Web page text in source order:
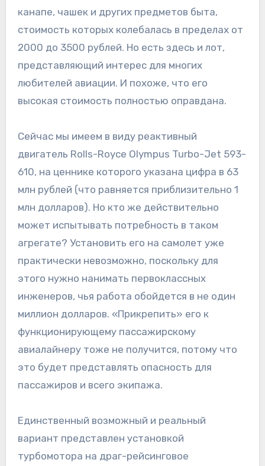
канапе, чашек и других предметов быта,
стоимость которых колебалась в пределах от
2000 до 3500 рублей. Но есть здесь и лот,
представляющий интерес для многих
любителей авиации. И похоже, что его
высокая стоимость полностью оправдана.
Сейчас мы имеем в виду реактивный
двигатель Rolls-Royce Olympus Turbo-Jet 593-
610, на ценнике которого указана цифра в 63
млн рублей (что равняется приблизительно 1
млн долларов). Но кто же действительно
может испытывать потребность в таком
агрегате? Установить его на самолет уже
практически невозможно, поскольку для
этого нужно нанимать первоклассных
инженеров, чья работа обойдется в не один
миллион долларов. «Прикрепить» его к
функционирующему пассажирскому
авиалайнеру тоже не получится, потому что
это будет представлять опасность для
пассажиров и всего экипажа.
Единственный возможный и реальный
вариант представлен установкой
турбомотора на драг-рейсинговое